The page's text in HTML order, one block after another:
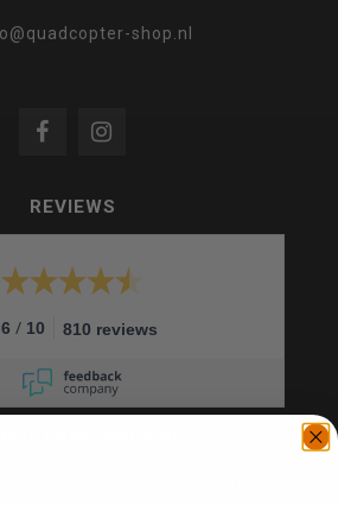
shop.nl
REVIEWS
/ 10 810 reviews